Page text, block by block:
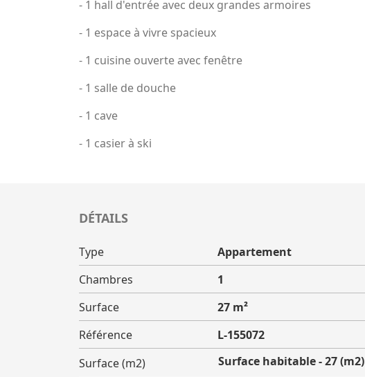
- 1 hall d'entrée avec deux grandes armoires
- 1 espace à vivre spacieux
- 1 cuisine ouverte avec fenêtre
- 1 salle de douche
- 1 cave
- 1 casier à ski
DÉTAILS
Type Appartement
Chambres
1
Surface
27 m²
Référence
L-155072
Surface (m2)
Surface habitable - 27 (m2)